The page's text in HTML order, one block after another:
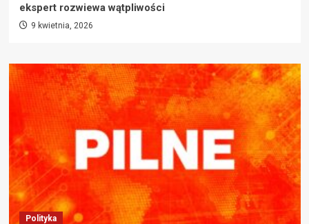
ekspert rozwiewa wątpliwości
9 kwietnia, 2026
Polityka